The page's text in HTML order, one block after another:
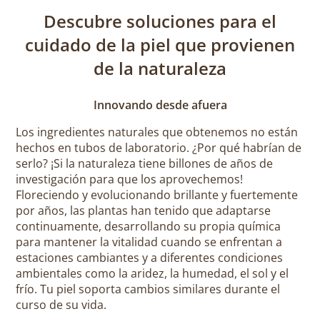
Descubre soluciones para el
cuidado de la piel que provienen
de la naturaleza
Innovando desde afuera
Los ingredientes naturales que obtenemos no están
hechos en tubos de laboratorio. ¿Por qué habrían de
serlo? ¡Si la naturaleza tiene billones de años de
investigación para que los aprovechemos!
Floreciendo y evolucionando brillante y fuertemente
por años, las plantas han tenido que adaptarse
continuamente, desarrollando su propia química
para mantener la vitalidad cuando se enfrentan a
estaciones cambiantes y a diferentes condiciones
ambientales como la aridez, la humedad, el sol y el
frío. Tu piel soporta cambios similares durante el
curso de su vida.